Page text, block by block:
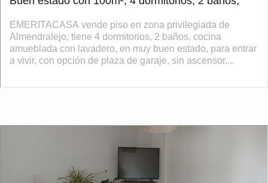
EMERITACASA vende piso en zona privilegiada de
Almendralejo, tiene 4 dormitorios, 2 baños, cocina
amueblada con lavadero, en muy buen estado, para entrar
a vivir, con opción de plaza de garaje, sin ascensor....